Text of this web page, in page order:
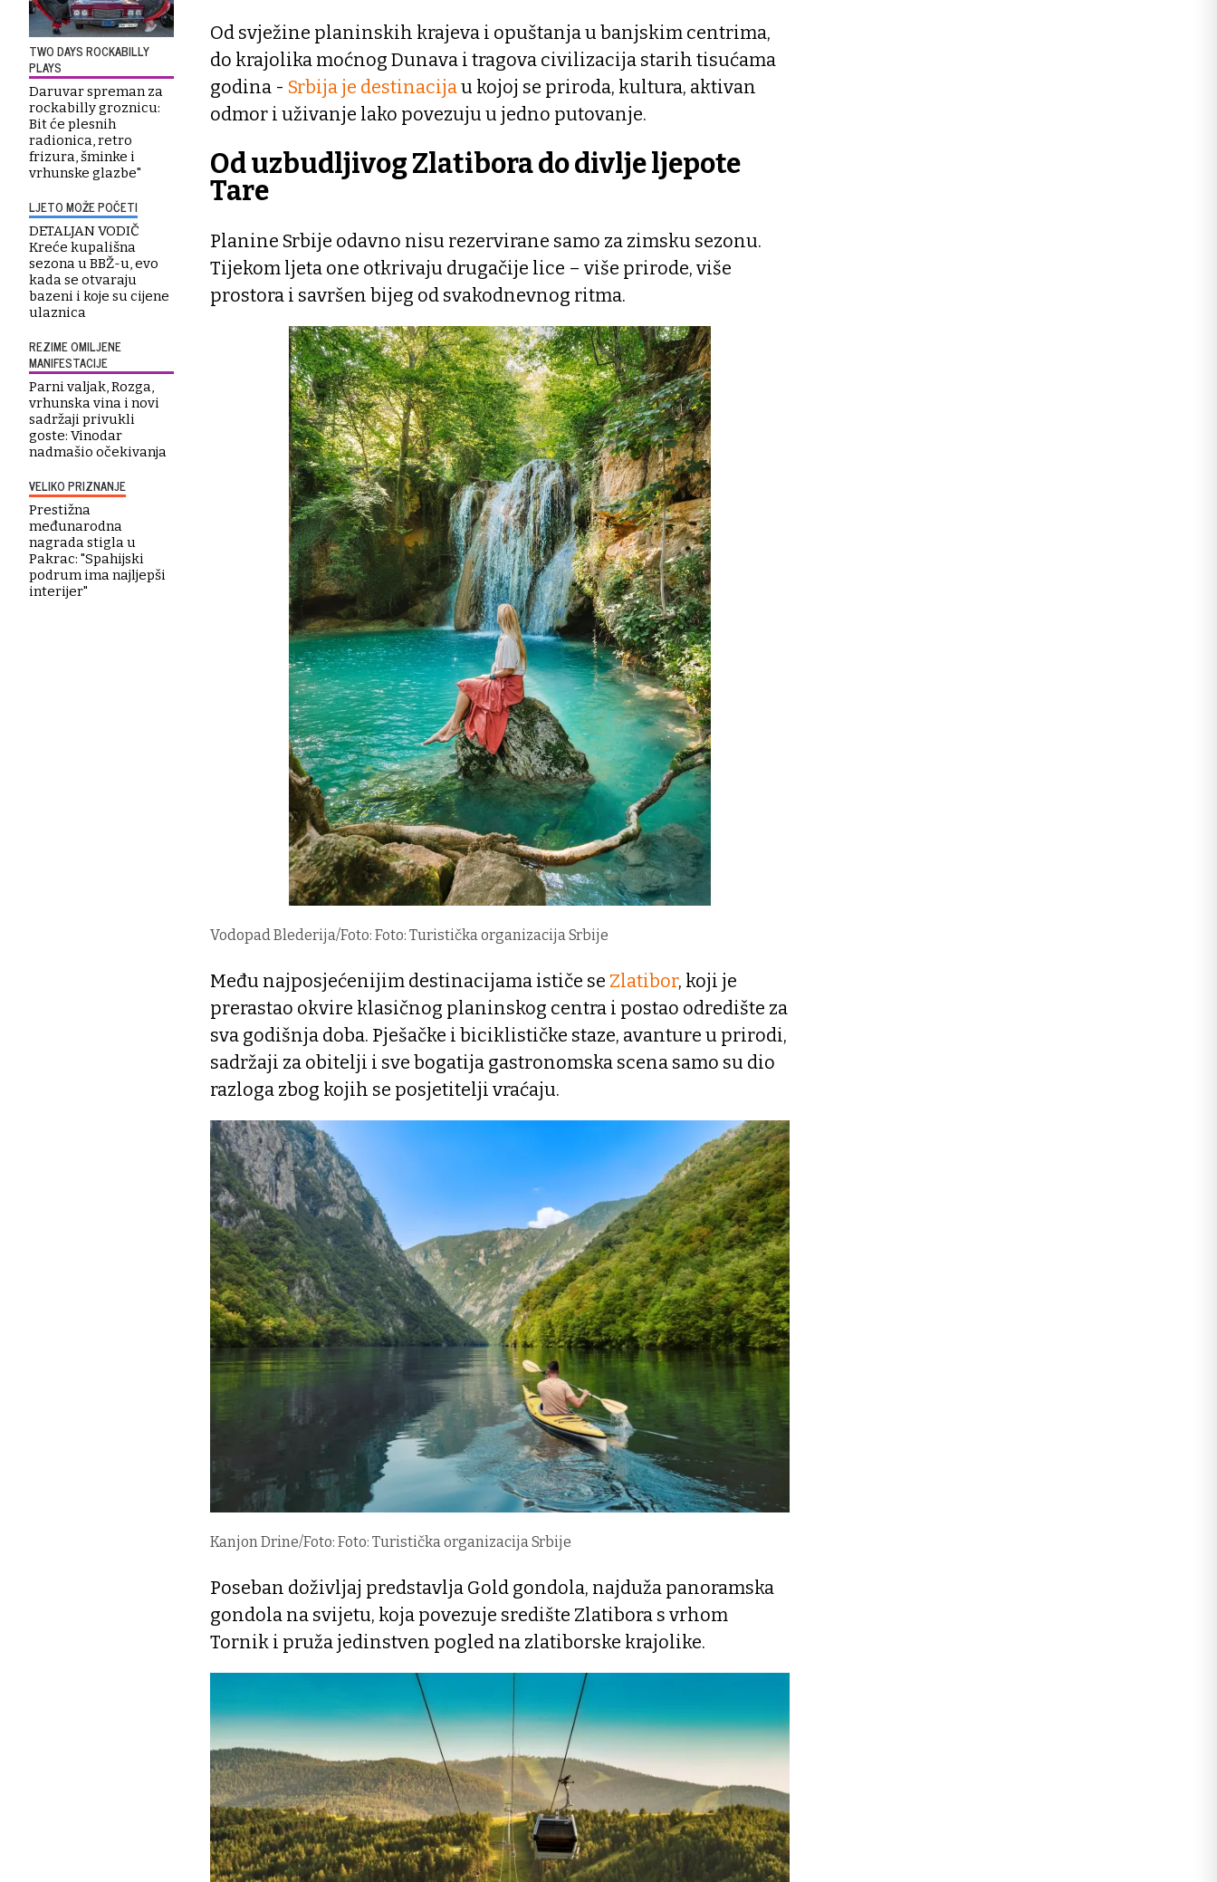
TWO DAYS ROCKABILLY
PLAYS
Daruvar spreman za
rockabilly groznicu:
Bit će plesnih
radionica, retro
frizura, šminke i
vrhunske glazbe"
LJETO MOŽE POČETI
DETALJAN VODIČ
Kreće kupališna
sezona u BBŽ-u, evo
kada se otvaraju
bazeni i koje su cijene
ulaznica
REZIME OMILJENE
MANIFESTACIJE
Parni valjak, Rozga,
vrhunska vina i novi
sadržaji privukli
goste: Vinodar
nadmašio očekivanja
VELIKO PRIZNANJE
Prestižna
međunarodna
nagrada stigla u
Pakrac: "Spahijski
podrum ima najljepši
interijer"
Od svježine planinskih krajeva i opuštanja u banjskim centrima,
do krajolika moćnog Dunava i tragova civilizacija starih tisućama
godina - Srbija je destinacija u kojoj se priroda, kultura, aktivan
odmor i uživanje lako povezuju u jedno putovanje.
Od uzbudljivog Zlatibora do divlje ljepote
Tare
Planine Srbije odavno nisu rezervirane samo za zimsku sezonu.
Tijekom ljeta one otkrivaju drugačije lice – više prirode, više
prostora i savršen bijeg od svakodnevnog ritma.
Vodopad Blederija/Foto: Foto: Turistička organizacija Srbije
Među najposjećenijim destinacijama ističe se Zlatibor, koji je
prerastao okvire klasičnog planinskog centra i postao odredište za
sva godišnja doba. Pješačke i biciklističke staze, avanture u prirodi,
sadržaji za obitelji i sve bogatija gastronomska scena samo su dio
razloga zbog kojih se posjetitelji vraćaju.
Kanjon Drine/Foto: Foto: Turistička organizacija Srbije
Poseban doživljaj predstavlja Gold gondola, najduža panoramska
gondola na svijetu, koja povezuje središte Zlatibora s vrhom
Tornik i pruža jedinstven pogled na zlatiborske krajolike.